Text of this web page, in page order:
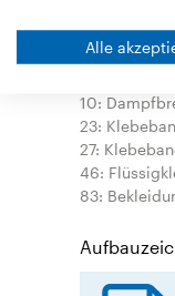
Legende
10:
23:
27:
46:
83:
Alle